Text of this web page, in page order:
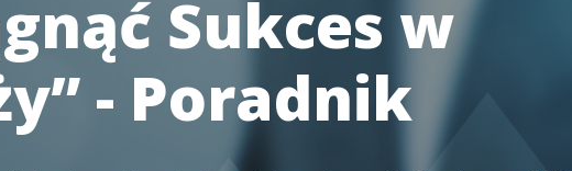
Sukces w
- Poradnik